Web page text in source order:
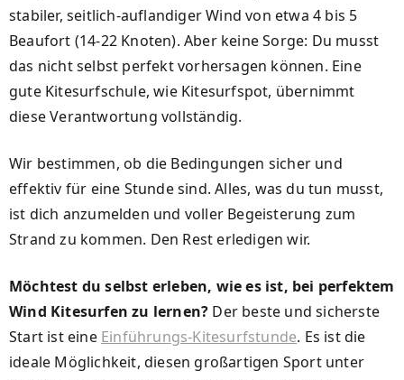
stabiler, seitlich-auflandiger Wind von etwa 4 bis 5
Beaufort (14-22 Knoten). Aber keine Sorge: Du musst
das nicht selbst perfekt vorhersagen können. Eine
gute Kitesurfschule, wie Kitesurfspot, übernimmt
diese Verantwortung vollständig.
Wir bestimmen, ob die Bedingungen sicher und
effektiv für eine Stunde sind. Alles, was du tun musst,
ist dich anzumelden und voller Begeisterung zum
Strand zu kommen. Den Rest erledigen wir.
Möchtest du selbst erleben, wie es ist, bei perfektem
Wind Kitesurfen zu lernen? Der beste und sicherste
Start ist eine Einführungs-Kitesurfstunde. Es ist die
ideale Möglichkeit, diesen großartigen Sport unter